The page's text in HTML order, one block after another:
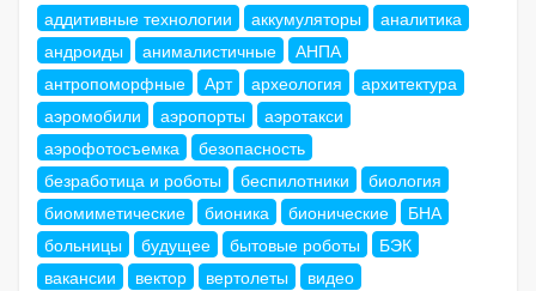
аддитивные технологии
аккумуляторы
аналитика
андроиды
анималистичные
АНПА
антропоморфные
Арт археология
архитектура
аэромобили
аэропорты
аэротакси
аэрофотосъемка
безопасность
безработица и роботы
беспилотники
биология
биомиметические
бионика бионические
БНА
больницы
будущее бытовые роботы
БЭК
вакансии
вектор вертолеты
видео